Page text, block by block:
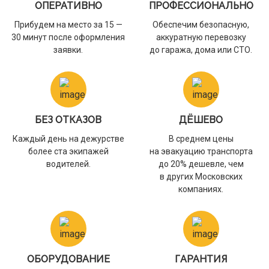
ОПЕРАТИВНО
Прибудем на место за 15 —
30 минут после оформления
заявки.
ПРОФЕССИОНАЛЬНО
Обеспечим безопасную,
аккуратную перевозку
до гаража, дома или СТО.
БЕЗ ОТКАЗОВ
Каждый день на дежурстве
более ста экипажей
водителей.
ДЁШЕВО
В среднем цены
на эвакуацию транспорта
до 20% дешевле, чем
в других Московских
компаниях.
ОБОРУДОВАНИЕ ГАРАНТИЯ